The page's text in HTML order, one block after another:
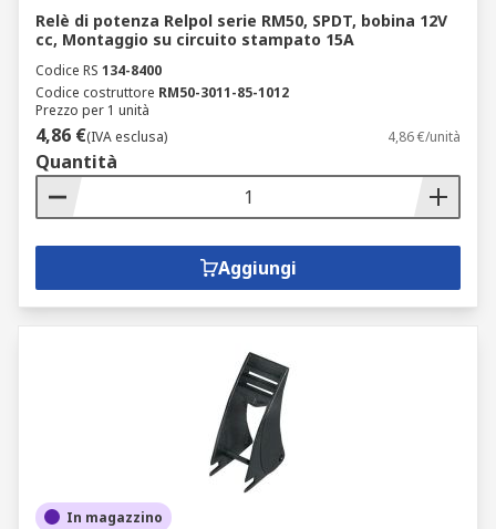
Relè di potenza Relpol serie RM50, SPDT, bobina 12V
cc, Montaggio su circuito stampato 15A
Codice RS 134-8400
Codice costruttore RM50-3011-85-1012
Prezzo per 1 unità
4,86 €(IVA esclusa) 4,86 €/unità
Quantità
Aggiungi
In magazzino